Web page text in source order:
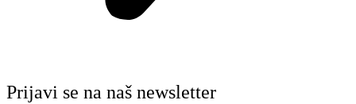
Prijavi se na naš newsletter